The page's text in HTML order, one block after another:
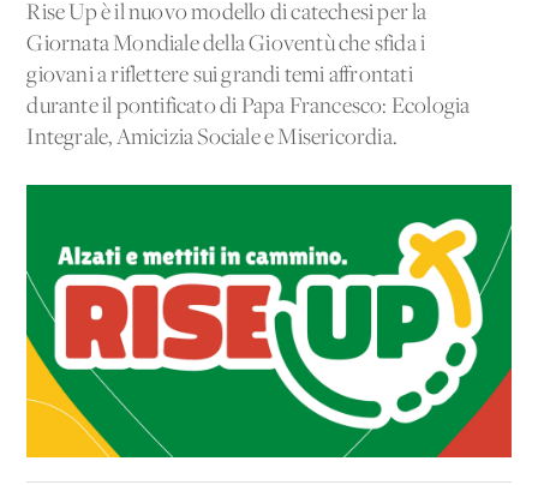
Rise Up è il nuovo modello di catechesi per la
Giornata Mondiale della Gioventù che sfida i
giovani a riflettere sui grandi temi affrontati
durante il pontificato di Papa Francesco: Ecologia
Integrale, Amicizia Sociale e Misericordia.